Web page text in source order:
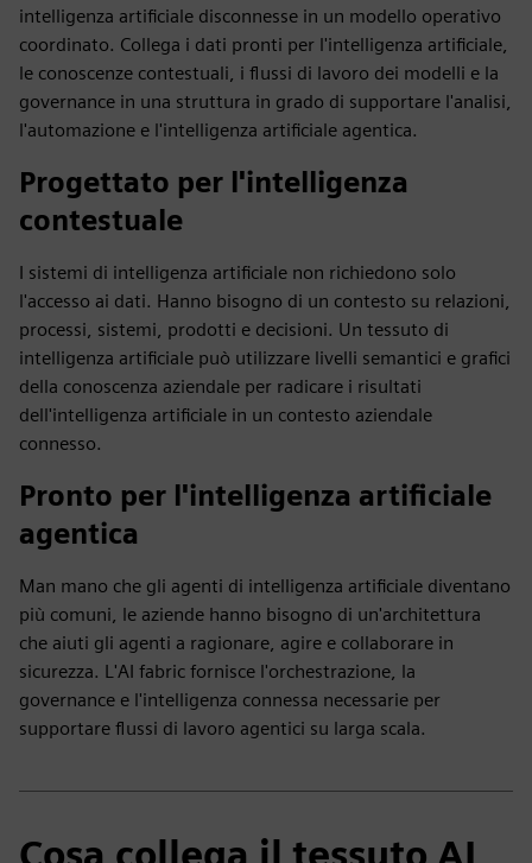
intelligenza artificiale disconnesse in un modello operativo
coordinato. Collega i dati pronti per l'intelligenza artificiale,
le conoscenze contestuali, i flussi di lavoro dei modelli e la
governance in una struttura in grado di supportare l'analisi,
l'automazione e l'intelligenza artificiale agentica.
Progettato per l'intelligenza
contestuale
I sistemi di intelligenza artificiale non richiedono solo
l'accesso ai dati. Hanno bisogno di un contesto su relazioni,
processi, sistemi, prodotti e decisioni. Un tessuto di
intelligenza artificiale può utilizzare livelli semantici e grafici
della conoscenza aziendale per radicare i risultati
dell'intelligenza artificiale in un contesto aziendale
connesso.
Pronto per l'intelligenza artificiale
agentica
Man mano che gli agenti di intelligenza artificiale diventano
più comuni, le aziende hanno bisogno di un'architettura
che aiuti gli agenti a ragionare, agire e collaborare in
sicurezza. L'AI fabric fornisce l'orchestrazione, la
governance e l'intelligenza connessa necessarie per
supportare flussi di lavoro agentici su larga scala.